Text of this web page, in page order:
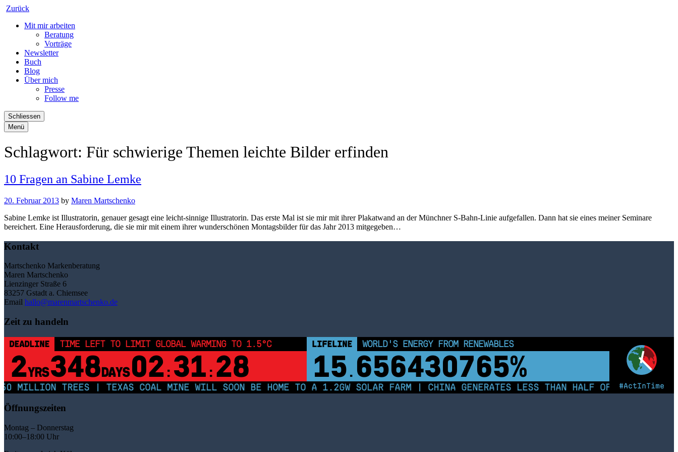
Zurück
Mit mir arbeiten
Beratung
Vorträge
Newsletter
Buch
Blog
Über mich
Presse
Follow me
Schliessen
Menü
Schlagwort: Für schwierige Themen leichte Bilder erfinden
10 Fragen an Sabine Lemke
20. Februar 2013 by Maren Martschenko
Sabine Lemke ist Illustratorin, genauer gesagt eine leicht-sinnige Illustratorin. Das erste Mal ist sie mir mit ihrer Plakatwand an der Münchner S-Bahn-Linie aufgefallen. Dann hat sie eines meiner Seminare
bereichert. Eine Herausforderung, die sie mir mit einem ihrer wunderschönen Montagsbilder für das Jahr 2013 mitgegeben…
Kontakt
Martschenko Markenberatung
Maren Martschenko
Lienzinger Straße 6
83257 Gstadt a. Chiemsee
Email hallo@marenmartschenko.de
Zeit zu handeln
#ActInTime
DEADLINE TIME LEFT TO LIMIT GLOBAL WARMING TO 1.5°C
2YRS348DAYS 02 : 31 : 28
LIFELINE WORLD'S ENERGY FROM RENEWABLES
15 . 656430770%
MILLION TREES | TEXAS COAL MINE WILL SOON BE HOME TO A 1.2GW SOLAR FARM | CHINA GENERATES LESS THAN HALF OF ITS
Öffnungszeiten
Montag – Donnerstag
10:00–18:00 Uhr